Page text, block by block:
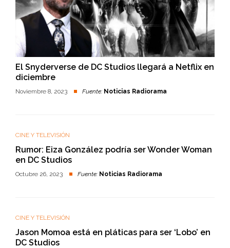
El Snyderverse de DC Studios llegará a Netflix en
diciembre
Noviembre 8, 2023 Fuente: Noticias Radiorama
CINE Y TELEVISIÓN
Rumor: Eiza González podría ser Wonder Woman
en DC Studios
Octubre 26, 2023 Fuente: Noticias Radiorama
CINE Y TELEVISIÓN
Jason Momoa está en pláticas para ser ‘Lobo’ en
DC Studios